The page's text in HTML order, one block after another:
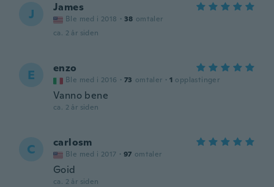
J James
Ble med i 2018 · 38 omtaler
ca. 2 år siden
E enzo
Ble med i 2016 · 73 omtaler · 1 opplastinger
Vanno bene
ca. 2 år siden
C carlosm
Ble med i 2017 · 97 omtaler
Goid
ca. 2 år siden